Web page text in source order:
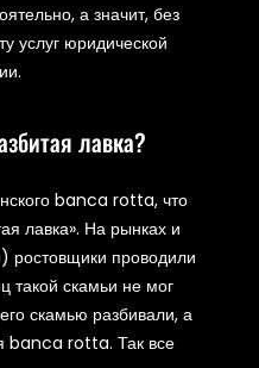
а значит, без
услуг юридической
лавка?
banca rotta, что
лавка». На рынках и
ростовщики проводили
такой скамьи не мог
скамью разбивали, а
banca rotta. Так все